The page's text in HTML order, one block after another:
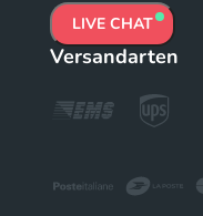
LIVE CHAT
Versandarten